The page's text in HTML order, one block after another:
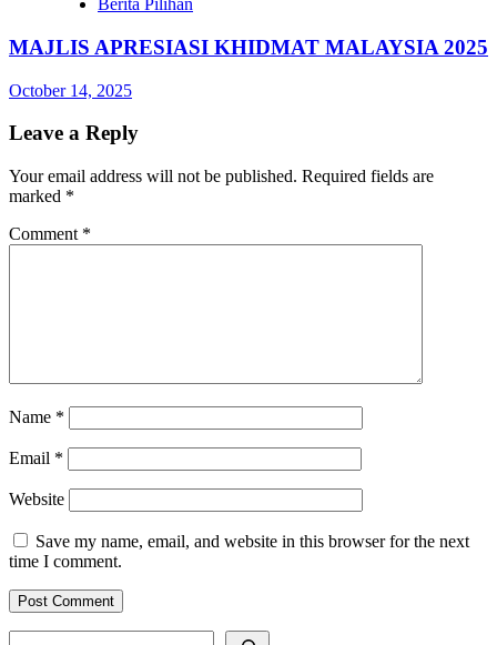
Berita Pilihan
MAJLIS APRESIASI KHIDMAT MALAYSIA 2025
October 14, 2025
Leave a Reply
Your email address will not be published. Required fields are
marked *
Comment *
Name *
Email *
Website
Save my name, email, and website in this browser for the next
time I comment.